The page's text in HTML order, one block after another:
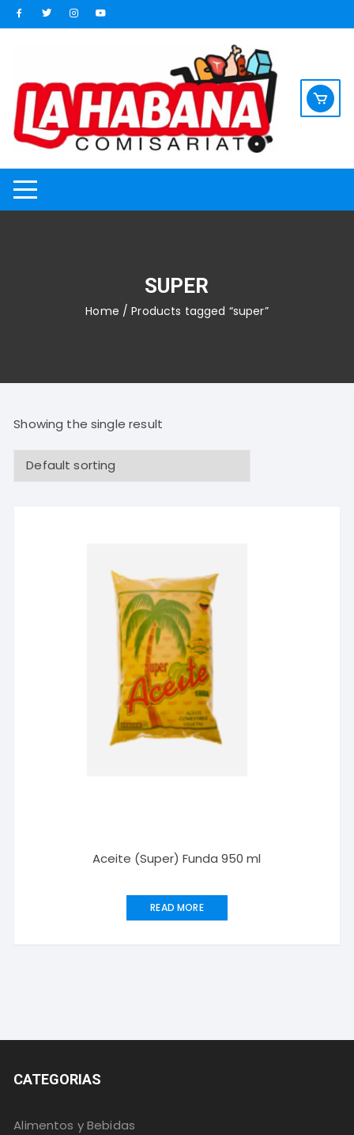
Saltar
al
SUPER
Home / Products tagged “super”
Showing the single result
Aceite (Super) Funda 950 ml
READ MORE
CATEGORIAS
Alimentos y Bebidas